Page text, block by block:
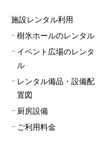
施設レンタル利用
樹氷ホールのレンタル
イベント広場のレンタ
ル
レンタル備品・設備配
置図
厨房設備
ご利用料金